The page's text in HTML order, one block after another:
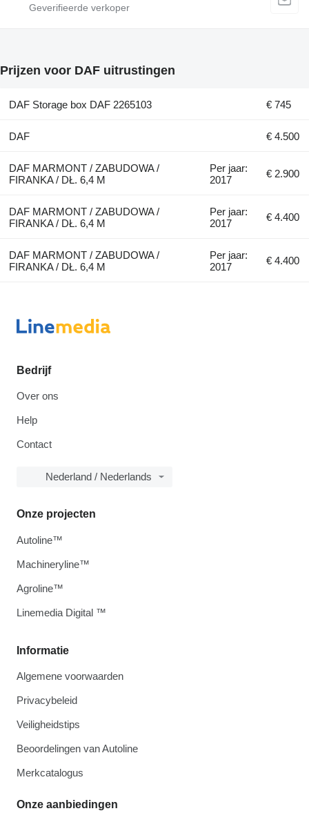
Prijzen voor DAF uitrustingen
DAF Storage box DAF 2265103 € 745
DAF € 4.500
DAF MARMONT / ZABUDOWA /
FIRANKA / DŁ. 6,4 M
Per jaar:
2017
€ 2.900
DAF MARMONT / ZABUDOWA /
FIRANKA / DŁ. 6,4 M
Per jaar:
2017
€ 4.400
DAF MARMONT / ZABUDOWA /
FIRANKA / DŁ. 6,4 M
Per jaar:
2017
€ 4.400
Bedrijf
Over ons
Help
Contact
Nederland / Nederlands
Informatie
Algemene voorwaarden
Privacybeleid
Veiligheidstips
Beoordelingen van Autoline
Merkcatalogus
Onze aanbiedingen
Onze projecten
Autoline™
Machineryline™
Agroline™
Linemedia Digital ™